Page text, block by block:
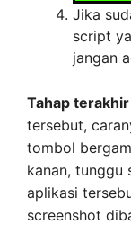
>
Jika
script
jangan
Tahap terakhir
tersebut,
tombol
kanan, tunggu
aplikasi
screenshot